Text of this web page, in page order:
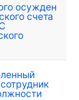
осужден
счета